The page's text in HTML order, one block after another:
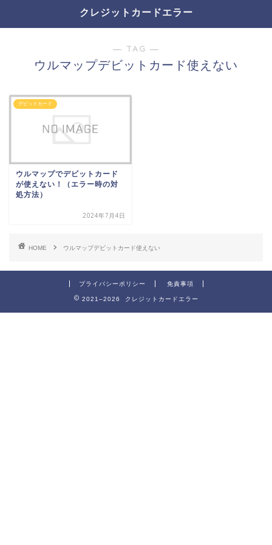
クレジットカードエラー
― TAG ―
ウルマップデビットカード使えない
デビットカード
ウルマップでデビットカード
が使えない！（エラー時の対
処方法）
2024年7月4日
HOME ウルマップデビットカード使えない
プライバシーポリシー 免責事項
2021–2026 クレジットカードエラー